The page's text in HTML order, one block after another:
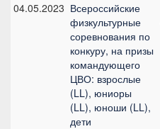
04.05.2023 Всероссийские
физкультурные
соревнования по
конкуру, на призы
командующего
ЦВО: взрослые
(LL), юниоры
(LL), юноши (LL),
дети